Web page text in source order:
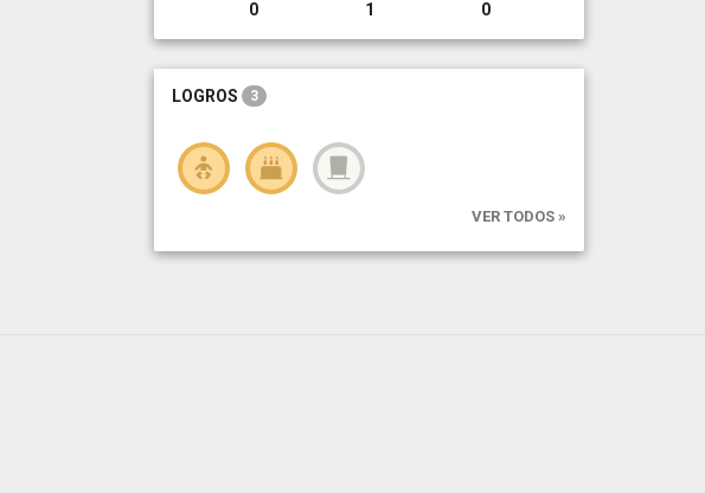
0 1 0
LOGROS 3
VER TODOS »